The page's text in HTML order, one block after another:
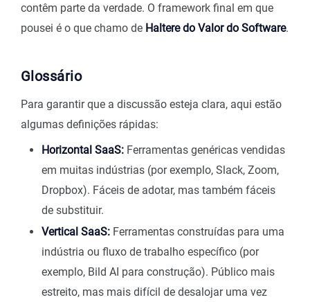
contêm parte da verdade. O framework final em que
pousei é o que chamo de Haltere do Valor do Software.
Glossário
Para garantir que a discussão esteja clara, aqui estão
algumas definições rápidas:
Horizontal SaaS: Ferramentas genéricas vendidas
em muitas indústrias (por exemplo, Slack, Zoom,
Dropbox). Fáceis de adotar, mas também fáceis
de substituir.
Vertical SaaS: Ferramentas construídas para uma
indústria ou fluxo de trabalho específico (por
exemplo, Bild AI para construção). Público mais
estreito, mas mais difícil de desalojar uma vez